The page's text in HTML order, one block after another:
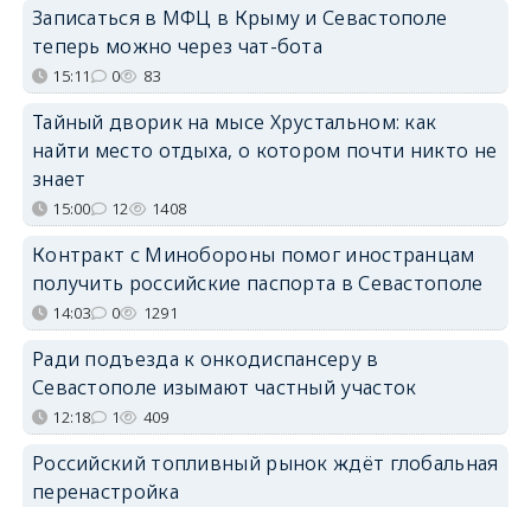
Записаться в МФЦ в Крыму и Севастополе
теперь можно через чат-бота
15:11 0 83
Тайный дворик на мысе Хрустальном: как
найти место отдыха, о котором почти никто не
знает
15:00 12 1408
Контракт с Минобороны помог иностранцам
получить российские паспорта в Севастополе
14:03 0 1291
Ради подъезда к онкодиспансеру в
Севастополе изымают частный участок
12:18 1 409
Российский топливный рынок ждёт глобальная
перенастройка